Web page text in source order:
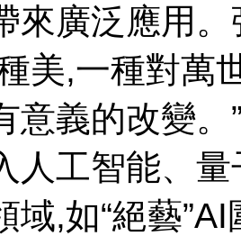
廣泛應用
美,一種對萬
義的改變
人工智能 、
,如“絕藝”AI圍